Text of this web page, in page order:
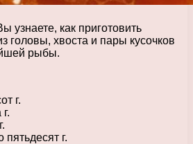
узнаете, как приготовить
головы, хвоста и пары кусочков
рыбы.
г.
пятьдесят г.